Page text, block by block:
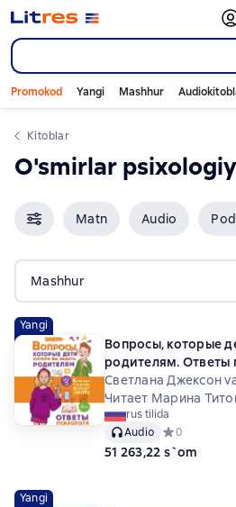
Promokod Yangi Mashhur
Kitoblar
O'smirlar
Matn Audio
Mashhur
Yangi
Вопросы, которые
родителям. Ответы
Светлана Джексон
Читает Марина
rus tilida
Audio
Средний
0
51 263,22 s`om
Yangi